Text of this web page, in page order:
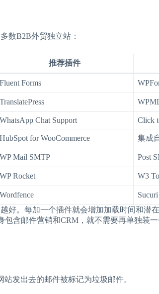
数B2B外贸独立站：
推荐插件
Fluent Forms
TranslatePress
WhatsApp Chat Support Click
HubSpot for WooCommerce 集成
WP Mail SMTP Post
WP Rocket W3
Wordfence
Sucuri
好。每加一个插件就会增加加载时间和潜
包含邮件营销和CRM，就不需要再单独装一
发出去的邮件被标记为垃圾邮件。